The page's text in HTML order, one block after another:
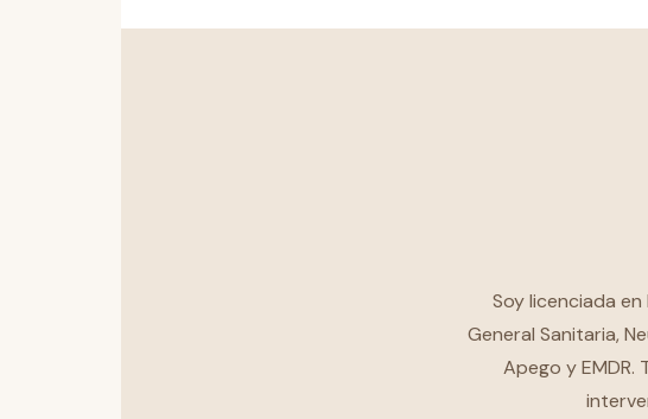
Soy licenciada
General Sanitaria,
Apego y